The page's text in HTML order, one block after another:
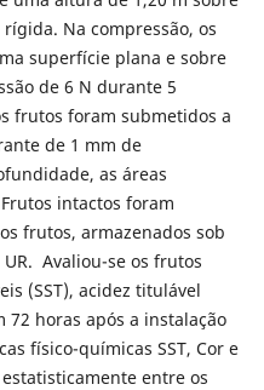
Na compressão, os
superfície plana e sobre
de 6 N durante 5
frutos foram submetidos a
de 1 mm de
as áreas
intactos foram
frutos, armazenados sob
UR. Avaliou-se os frutos
(SST), acidez titulável
72 horas após a instalação
físico-químicas SST, Cor e
entre os